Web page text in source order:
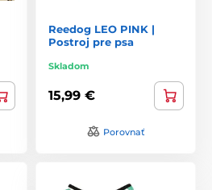
Reedog LEO PINK |
Postroj pre psa
Skladom
15,99 €
Porovnať